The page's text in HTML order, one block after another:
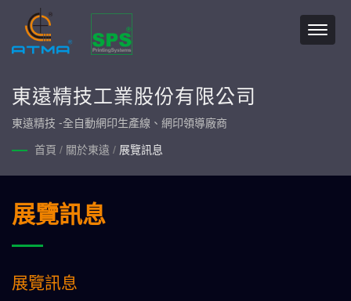
東遠精技工業股份有限公司
東遠精技 -全自動網印生產線、網印領導廠商
首頁 / 關於東遠 / 展覽訊息
展覽訊息
展覽訊息